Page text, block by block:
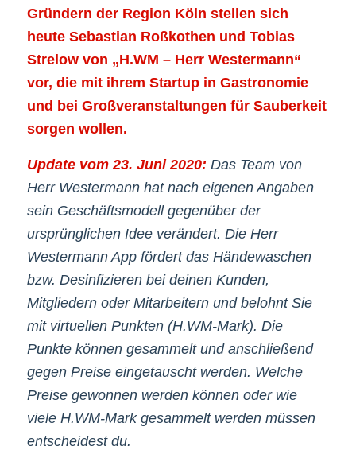
Gründern der Region Köln stellen sich
heute Sebastian Roßkothen und Tobias
Strelow von „H.WM – Herr Westermann“
vor, die mit ihrem Startup in Gastronomie
und bei Großveranstaltungen für Sauberkeit
sorgen wollen.
Update vom 23. Juni 2020: Das Team von
Herr Westermann hat nach eigenen Angaben
sein Geschäftsmodell gegenüber der
ursprünglichen Idee verändert. Die Herr
Westermann App fördert das Händewaschen
bzw. Desinfizieren bei deinen Kunden,
Mitgliedern oder Mitarbeitern und belohnt Sie
mit virtuellen Punkten (H.WM-Mark). Die
Punkte können gesammelt und anschließend
gegen Preise eingetauscht werden. Welche
Preise gewonnen werden können oder wie
viele H.WM-Mark gesammelt werden müssen
entscheidest du.